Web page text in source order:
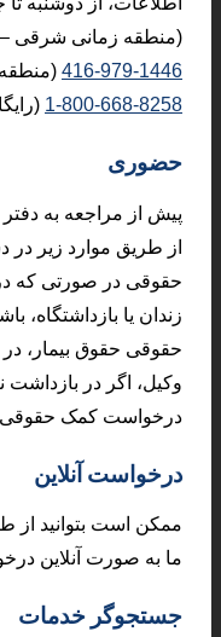
(منطقه زمانی شرقی – EST) با ما تماس بگیرید.
416-979-1446 (منطقه
1-800-668-8258
حضوری
پیش از مراجعه به
از طریق موارد زیر
حقوقی در صورتی که
زندان یا بازداشتگاه،
حقوقی حقوق بیمار،
وکیل، اگر در بازداشت
درخواست کمک حقوقی
درخواست آنلاین
ممکن است بتوانید از
ما به صورت آنلاین
جستجوگر خدمات